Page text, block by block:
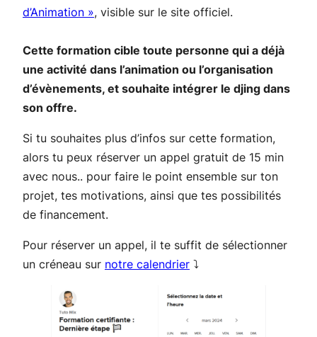
d’Animation », visible sur le site officiel.
Cette formation cible toute personne qui a déjà
une activité dans l’animation ou l’organisation
d’évènements, et souhaite intégrer le djing dans
son offre.
Si tu souhaites plus d’infos sur cette formation,
alors tu peux réserver un appel gratuit de 15 min
avec nous.. pour faire le point ensemble sur ton
projet, tes motivations, ainsi que tes possibilités
de financement.
Pour réserver un appel, il te suffit de sélectionner
un créneau sur notre calendrier ⤵